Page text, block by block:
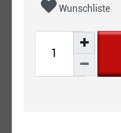
Wunschliste